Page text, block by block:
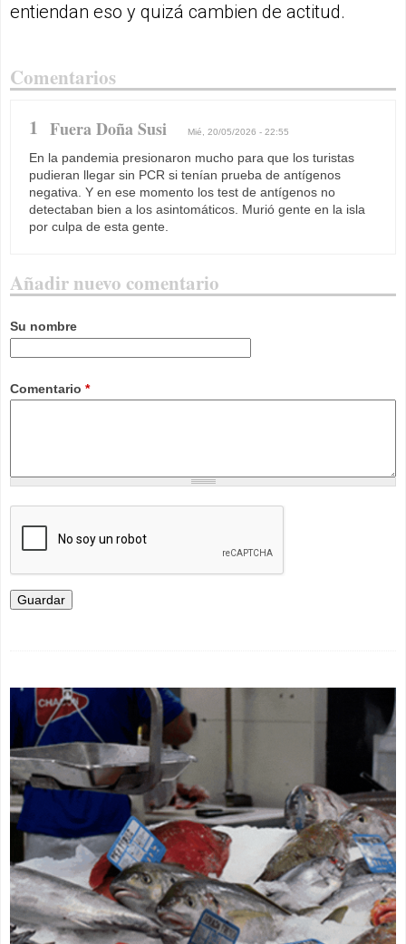
entiendan eso y quizá cambien de actitud.
Comentarios
1 Fuera Doña Susi Mié, 20/05/2026 - 22:55
En la pandemia presionaron mucho para que los turistas
pudieran llegar sin PCR si tenían prueba de antígenos
negativa. Y en ese momento los test de antígenos no
detectaban bien a los asintomáticos. Murió gente en la isla
por culpa de esta gente.
Añadir nuevo comentario
Su nombre
Comentario *